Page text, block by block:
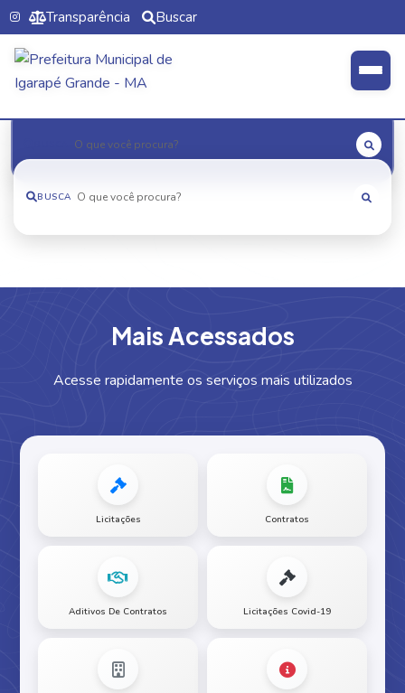
Transparência Buscar
BUSCA
MaisAcessados
Acesse rapidamente os serviços mais utilizados
Licitações Contratos
Aditivos De Contratos Licitações Covid-19